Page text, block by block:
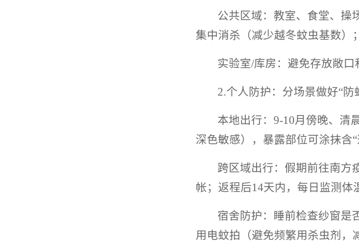
公共区域：教室、食堂、操
集中消杀（减少越冬蚊虫基数）；
实验室/库房：避免存放敞口
2.个人防护：分场景做好“防
本地出行：9-10月傍晚、清
深色敏感），暴露部位可涂抹含“
跨区域出行：假期前往南方
帐；返程后14天内，每日监测体
宿舍防护：睡前检查纱窗是
用电蚊拍（避免频繁用杀虫剂，